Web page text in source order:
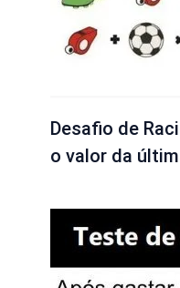
Desafio de
o valor da